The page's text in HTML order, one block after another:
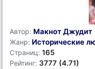
Автор: Макнот Джудит
Жанр: Исторические
Страниц: 165
Рейтинг: 3777 (4.71)